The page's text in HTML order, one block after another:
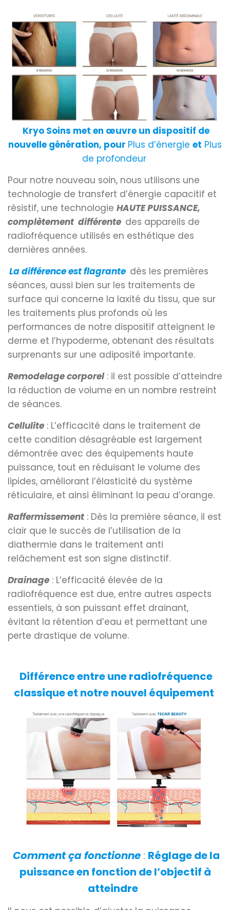
Kryo Soins met en œuvre un dispositif de
nouvelle génération, pour Plus d’énergie et Plus
de profondeur
Pour notre nouveau soin, nous utilisons une
technologie de transfert d’énergie capacitif et
résistif, une technologie HAUTE PUISSANCE,
complètement différente des appareils de
radiofréquence utilisés en esthétique des
dernières années.
La différence est flagrante dès les premières
séances, aussi bien sur les traitements de
surface qui concerne la laxité du tissu, que sur
les traitements plus profonds où les
performances de notre dispositif atteignent le
derme et l’hypoderme, obtenant des résultats
surprenants sur une adiposité importante.
Remodelage corporel: il est possible d’atteindre
la réduction de volume en un nombre restreint
de séances.
Cellulite : L’efficacité dans le traitement de
cette condition désagréable est largement
démontrée avec des équipements haute
puissance, tout en réduisant le volume des
lipides, améliorant l’élasticité du système
réticulaire, et ainsi éliminant la peau d’orange.
Raffermissement : Dès la première séance, il est
clair que le succès de l’utilisation de la
diathermie dans le traitement anti
relâchement est son signe distinctif.
Drainage : L’efficacité élevée de la
radiofréquence est due, entre autres aspects
essentiels, à son puissant effet drainant,
évitant la rétention d’eau et permettant une
perte drastique de volume.
Différence entre une radiofréquence
classique et notre nouvel équipement
Comment ça fonctionne : Réglage de la
puissance en fonction de l’objectif à
atteindre